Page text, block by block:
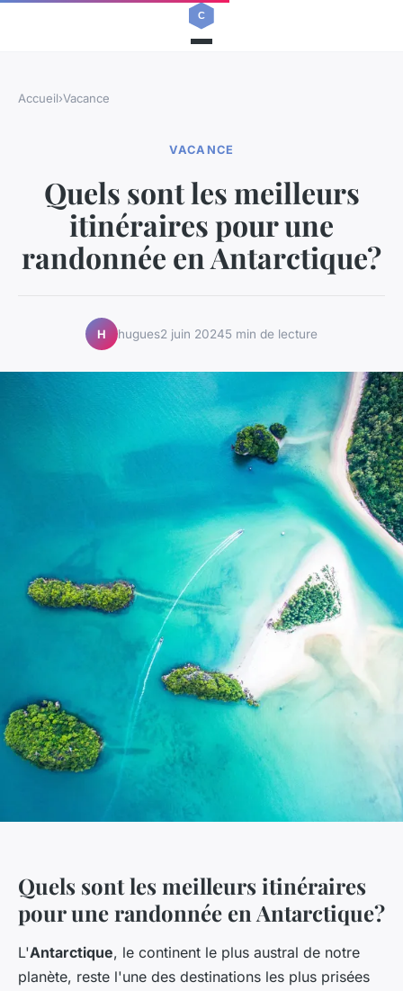
Accueil›Vacance
VACANCE
Quels sont les meilleurs
itinéraires pour une
randonnée en Antarctique?
H hugues2 juin 20245 min de lecture
Quels sont les meilleurs itinéraires
pour une randonnée en Antarctique?
L'Antarctique, le continent le plus austral de notre
planète, reste l'une des destinations les plus prisées